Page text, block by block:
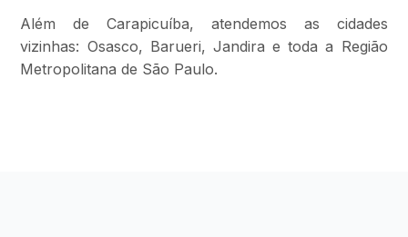
Além de Carapicuíba, atendemos as cidades
vizinhas: Osasco, Barueri, Jandira e toda a Região
Metropolitana de São Paulo.